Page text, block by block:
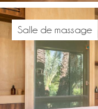
Salle de massage